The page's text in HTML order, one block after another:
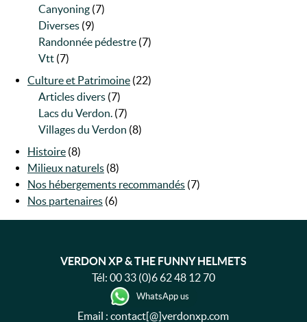
Canyoning (7)
Diverses (9)
Randonnée pédestre (7)
Vtt (7)
Culture et Patrimoine (22)
Articles divers (7)
Lacs du Verdon. (7)
Villages du Verdon (8)
Histoire (8)
Milieux naturels (8)
Nos hébergements recommandés (7)
Nos partenaires (6)
VERDON XP & THE FUNNY HELMETS
Tél: 00 33 (0)6 62 48 12 70
WhatsApp us
Email : contact[@]verdonxp.com